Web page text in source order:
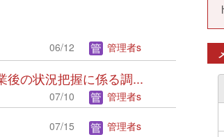
06/12 管理者s
後の状況把握に係る調...
07/10 管理者s
07/15 管理者s